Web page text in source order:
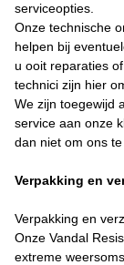
serviceopties.
Onze technische
helpen bij
u ooit reparaties
technici zijn hier
We zijn toegewijd
service aan onze
dan niet om ons
Verpakking en
Verpakking en
Onze Vandal
extreme